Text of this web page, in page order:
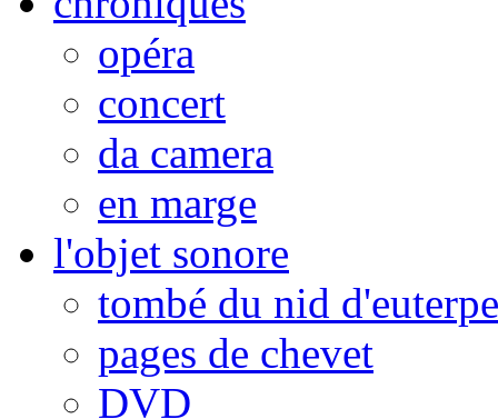
opéra
concert
da camera
en marge
l'objet sonore
tombé du nid d'euterpe
pages de chevet
DVD